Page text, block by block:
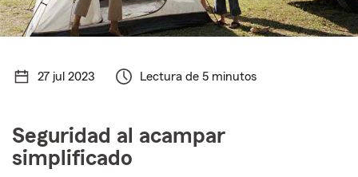
27 jul 2023 Lectura de 5 minutos
Seguridad al acampar
simplificado